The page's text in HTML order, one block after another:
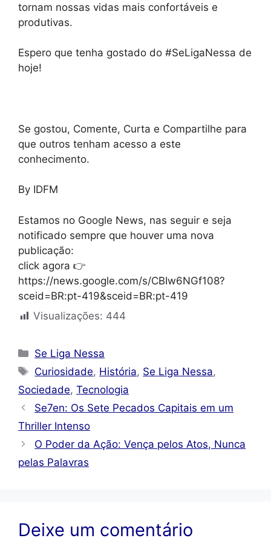
tornam nossas vidas mais confortáveis e
produtivas.
Espero que tenha gostado do #SeLigaNessa de
hoje!
Se gostou, Comente, Curta e Compartilhe para
que outros tenham acesso a este
conhecimento.
By IDFM
Estamos no Google News, nas seguir e seja
notificado sempre que houver uma nova
publicação:
click agora 👉
https://news.google.com/s/CBIw6NGf108?
sceid=BR:pt-419&sceid=BR:pt-419
Visualizações: 444
Categorias
Se Liga Nessa
Tags
Curiosidade, História, Se Liga Nessa,
Sociedade, Tecnologia
Se7en: Os Sete Pecados Capitais em um
Thriller Intenso
O Poder da Ação: Vença pelos Atos, Nunca
pelas Palavras
Deixe um comentário